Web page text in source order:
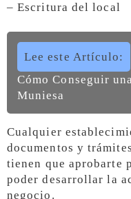
– Escritura del local
Lee este Artículo:
Cómo Conseguir
Muniesa
Cualquier
documentos y
tienen que aprobarte
poder desarrollar la
negocio.